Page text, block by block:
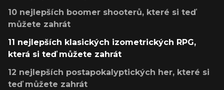
10 nejlepších boomer shooterů, které si teď
můžete zahrát
11 nejlepších klasických izometrických RPG,
která si teď můžete zahrát
12 nejlepších postapokalyptických her, které si
teď můžete zahrát